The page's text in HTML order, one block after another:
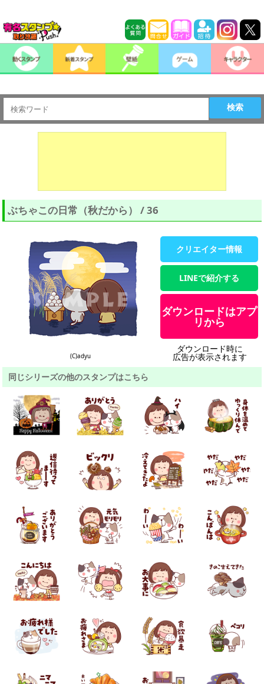
検索
ぶちゃこの日常（秋だから） / 36
(C)adyu
クリエイター情報
LINEで紹介する
ダウンロードはアプ
リから
ダウンロード時に
広告が表示されます
同じシリーズの他のスタンプはこちら